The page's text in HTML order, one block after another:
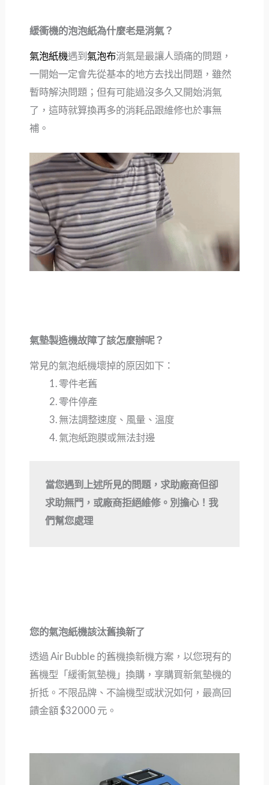
緩衝機的泡泡紙為什麼老是消氣？
氣泡紙機遇到氣泡布消氣是最讓人頭痛的問題，
一開始一定會先從基本的地方去找出問題，雖然
暫時解決問題；但有可能過沒多久又開始消氣
了，這時就算換再多的消耗品跟維修也於事無
補。
氣墊製造機故障了該怎麼辦呢？
常見的氣泡紙機壞掉的原因如下：
零件老舊
零件停產
無法調整速度、風量、溫度
氣泡紙跑膜或無法封邊
當您遇到上述所見的問題，求助廠商但卻
求助無門，或廠商拒絕維修。別擔心！我
們幫您處理
您的氣泡紙機該汰舊換新了
透過 Air Bubble 的舊機換新機方案，以您現有的
舊機型「緩衝氣墊機」換購，享購買新氣墊機的
折抵。不限品牌、不論機型或狀況如何，最高回
饋金額 $32000 元。